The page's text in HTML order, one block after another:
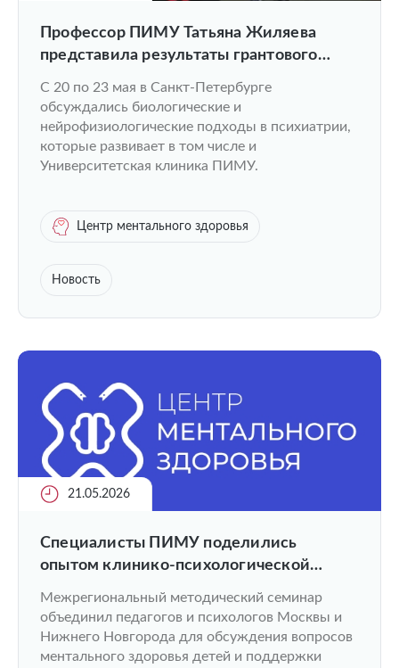
Профессор ПИМУ Татьяна Жиляева
представила результаты грантового
исследования и открыла секцию на XVIII
Конгрессе психиатров
С 20 по 23 мая в Санкт-Петербурге
обсуждались биологические и
нейрофизиологические подходы в психиатрии,
которые развивает в том числе и
Университетская клиника ПИМУ.
Центр ментального здоровья
Новость
21.05.2026
Специалисты ПИМУ поделились
опытом клинико-психологической
Межрегиональный методический семинар
объединил педагогов и психологов Москвы и
Нижнего Новгорода для обсуждения вопросов
ментального здоровья детей и поддержки